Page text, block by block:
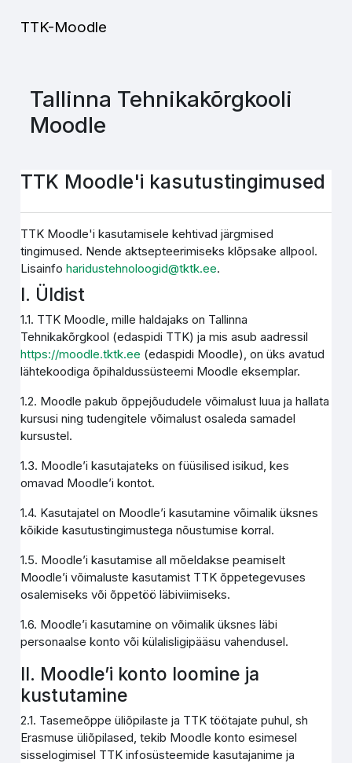
TTK-Moodle
Tallinna Tehnikakõrgkooli
Moodle
TTK Moodle'i kasutustingimused
TTK Moodle'i kasutamisele kehtivad järgmised
tingimused. Nende aktsepteerimiseks klõpsake allpool.
Lisainfoharidustehnoloogid@tktk.ee.
I. Üldist
1.1. TTK Moodle, mille haldajaks on Tallinna
Tehnikakõrgkool (edaspidi TTK) ja mis asub aadressil
https://moodle.tktk.ee (edaspidi Moodle), on üks avatud
lähtekoodiga õpihaldussüsteemi Moodle eksemplar.
1.2. Moodle pakub õppejõududele võimalust luua ja hallata
kursusi ning tudengitele võimalust osaleda samadel
kursustel.
1.3. Moodle’i kasutajateks on füüsilised isikud, kes
omavad Moodle’i kontot.
1.4. Kasutajatel on Moodle’i kasutamine võimalik üksnes
kõikide kasutustingimustega nõustumise korral.
1.5. Moodle’i kasutamise all mõeldakse peamiselt
Moodle’i võimaluste kasutamist TTK õppetegevuses
osalemiseks või õppetöö läbiviimiseks.
1.6. Moodle’i kasutamine on võimalik üksnes läbi
personaalse konto või külalisligipääsu vahendusel.
II. Moodle’i konto loomine ja
kustutamine
2.1. Tasemeõppe üliõpilaste ja TTK töötajate puhul, sh
Erasmuse üliõpilased, tekib Moodle konto esimesel
sisselogimisel TTK infosüsteemide kasutajanime ja